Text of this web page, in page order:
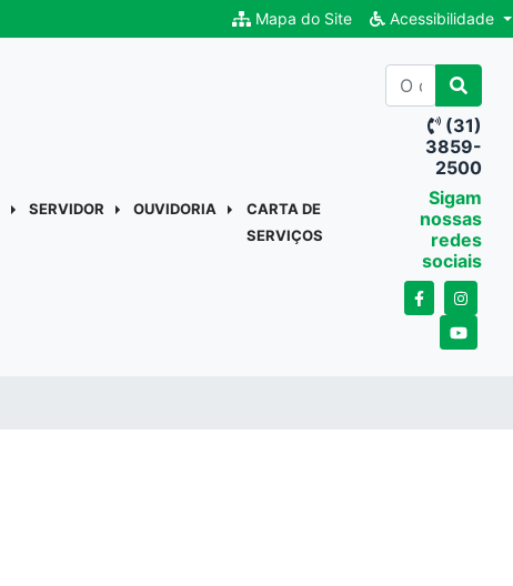
Mapa do Site Acessibilidade
SERVIDOR OUVIDORIA
CARTA DE
SERVIÇOS
(31)
3859-
2500
Sigam
nossas
redes
sociais